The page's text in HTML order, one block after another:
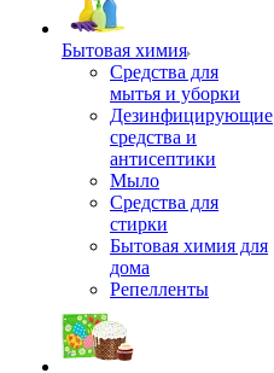
Бытовая химия
Средства для
мытья и уборки
Дезинфицирующие
средства и
антисептики
Мыло
Средства для
стирки
Бытовая химия для
дома
Репелленты